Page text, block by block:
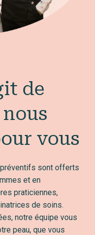
de
vous
sont offerts
et en
praticiennes,
de soins.
notre équipe vous
peau, que vous